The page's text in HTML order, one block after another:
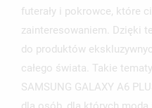
futerały i pokrowce, które
zainteresowaniem. Dzięki
do produktów
całego świata. Takie
SAMSUNG GALAXY A6
MOJE LISTY
UTWÓRZ LISTĘ
NAZWA LISTY ŻYCZEŃ
ZALOGUJ SIĘ
MUSISZ BYĆ
SWOJEJ LIŚCIE ŻYCZEŃ.